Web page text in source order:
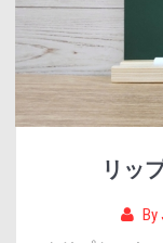
リッ
By